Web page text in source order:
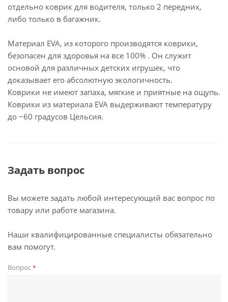
отдельно коврик для водителя, только 2 передних,
либо только в багажник.
Материал EVA, из которого производятся коврики,
безопасен для здоровья на все 100% . Он служит
основой для различных детских игрушек, что
доказывает его абсолютную экологичность.
Коврики не имеют запаха, мягкие и приятные на ощупь.
Коврики из материала EVA выдерживают температуру
до −60 градусов Цельсия.
Задать вопрос
Вы можете задать любой интересующий вас вопрос по
товару или работе магазина.
Наши квалифицированные специалисты обязательно
вам помогут.
Вопрос*